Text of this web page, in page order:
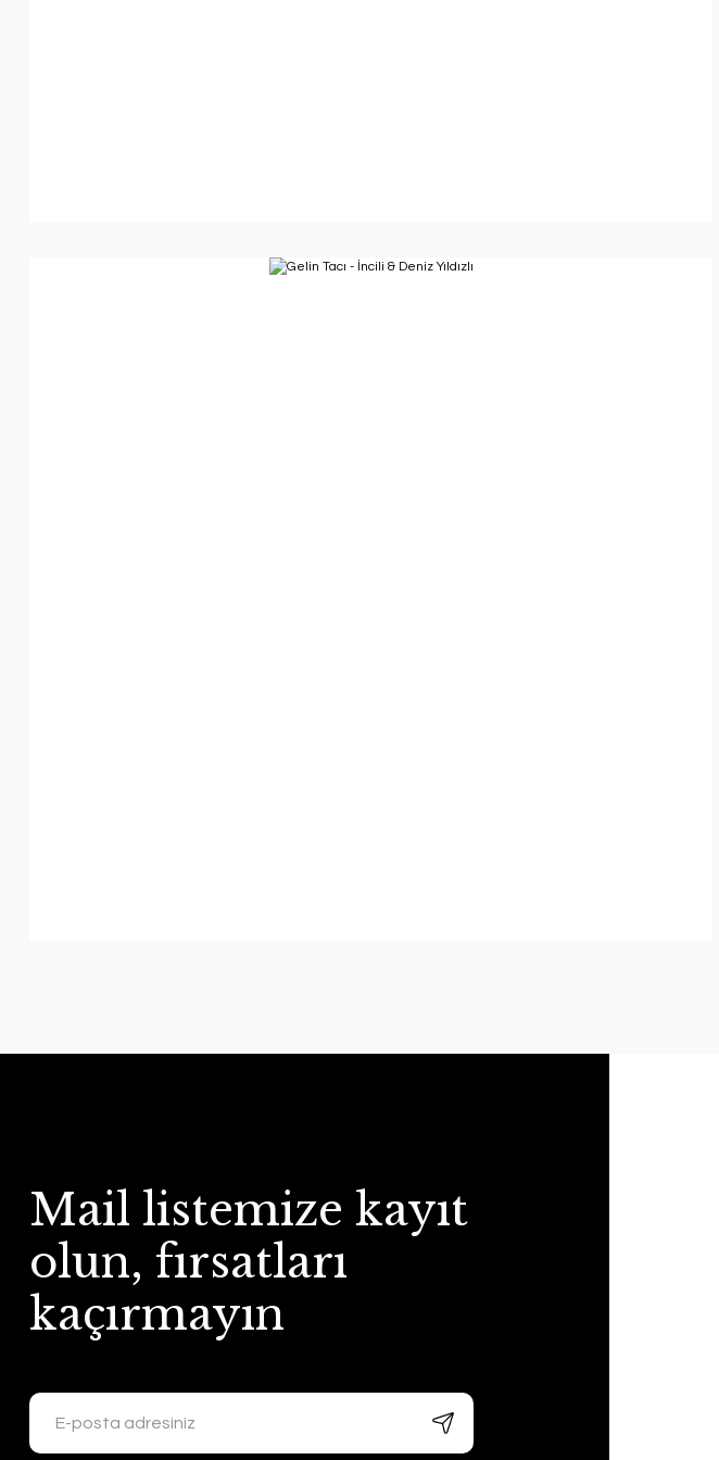
Mail listemize kayıt
olun, fırsatları
kaçırmayın